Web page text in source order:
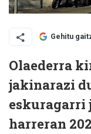
Gehitu
Olaederra
jakinarazi
eskuragarri
harreran